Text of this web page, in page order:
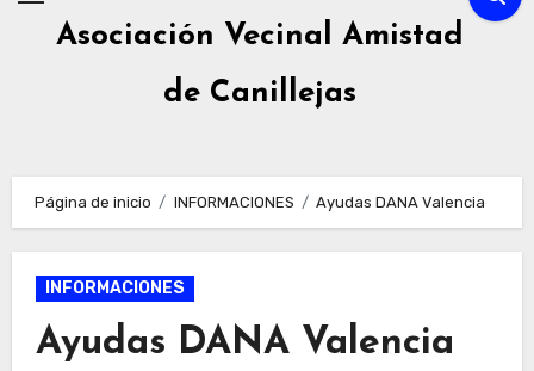
Asociación Vecinal Amistad
de Canillejas
Página de inicio INFORMACIONES Ayudas DANA Valencia
INFORMACIONES
Ayudas DANA Valencia